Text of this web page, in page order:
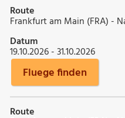
Route
Frankfurt am Main (FRA) -
Datum
19.10.2026 - 31.10.2026
Fluege finden
Route